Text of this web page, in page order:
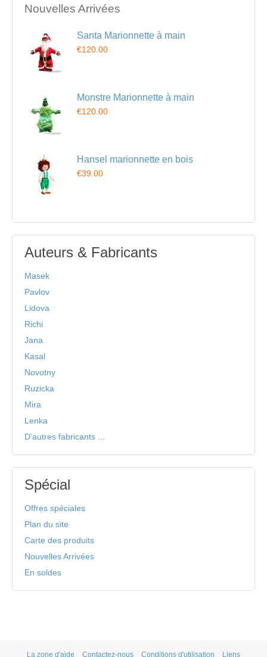
Nouvelles Arrivées
Santa Marionnette à main
€120.00
Monstre Marionnette à main
€120.00
Hansel marionnette en bois
€39.00
Auteurs & Fabricants
Masek
Pavlov
Lidova
Richi
Jana
Kasal
Novotny
Ruzicka
Mira
Lenka
D'autres fabricants ...
Spécial
Offres spéciales
Plan du site
Carte des produits
Nouvelles Arrivées
En soldes
La zone d'aide Contactez-nous Conditions d'utilisation Liens